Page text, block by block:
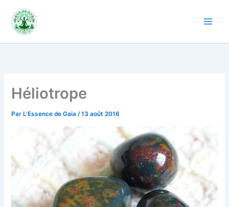
contenu
Héliotrope
Par L'Essence de Gaia/13 août 2016